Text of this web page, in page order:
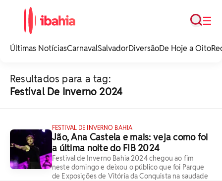
noticias e
☰
Busca
Últimas NotíciasCarnavalSalvadorDiversãoDe Hoje a Oito
Resultados para a tag:
Festival De Inverno 2024
FESTIVAL DE INVERNO BAHIA
Jão, Ana Castela e mais: veja como foi
a última noite do FIB 2024
Festival de Inverno Bahia 2024 chegou ao fim
neste domingo e deixou o público que foi Parque
de Exposições de Vitória da Conquista na saudade